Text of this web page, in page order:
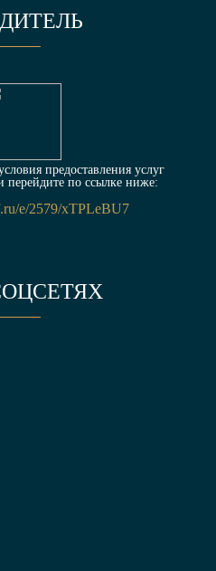
предоставления услуг
перейдите по ссылке ниже:
e/2579/xTPLeBU7